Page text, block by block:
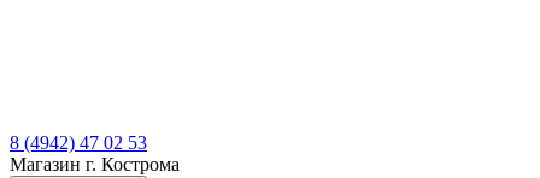
8 (4942) 47 02 53
Магазин г. Кострома